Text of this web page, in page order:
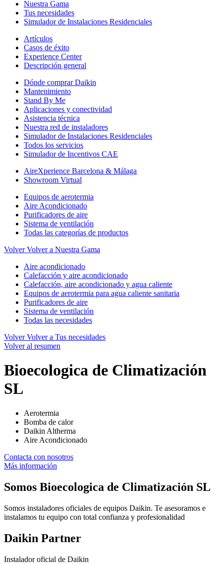
Nuestra Gama
Tus necesidades
Simulador de Instalaciones Residenciales
Artículos
Casos de éxito
Experience Center
Descripción general
Dónde comprar Daikin
Mantenimiento
Stand By Me
Aplicaciones y conectividad
Asistencia técnica
Nuestra red de instaladores
Simulador de Instalaciones Residenciales
Todos los servicios
Simulador de Incentivos CAE
AireXperience Barcelona & Málaga
Showroom Virtual
Equipos de aerotermia
Aire Acondicionado
Purificadores de aire
Sistema de ventilación
Todas las categorías de productos
Volver Volver a Nuestra Gama
Aire acondicionado
Calefacción y aire acondicionado
Calefacción, aire acondicionado y agua caliente
Equipos de aerotermia para agua caliente sanitaria
Purificadores de aire
Sistema de ventilación
Todas las necesidades
Volver Volver a Tus necesidades
Volver al resumen
Bioecologica de Climatización
SL
Aerotermia
Bomba de calor
Daikin Altherma
Aire Acondicionado
Contacta con nosotros
Más información
Somos Bioecologica de Climatización SL
Somos instaladores oficiales de equipos Daikin. Te asesoramos e
instalamos tu equipo con total confianza y profesionalidad
Daikin Partner
Instalador oficial de Daikin